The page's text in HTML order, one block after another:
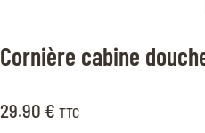
Cornière cabine
29.90 € TTC